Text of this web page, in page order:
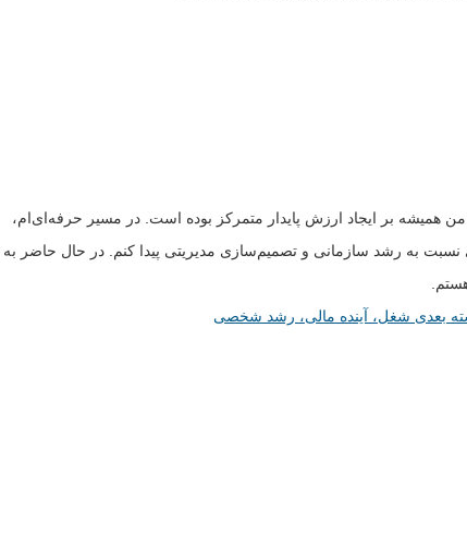
همیشه بر ایجاد ارزش پایدار متمرکز بوده است. در مسیر حرفه‌ای‌ام،
نسبت به رشد سازمانی و تصمیم‌سازی مدیریتی پیدا کنم. در حال حاضر به
بعدی شغل، آینده مالی، رشد شخصی